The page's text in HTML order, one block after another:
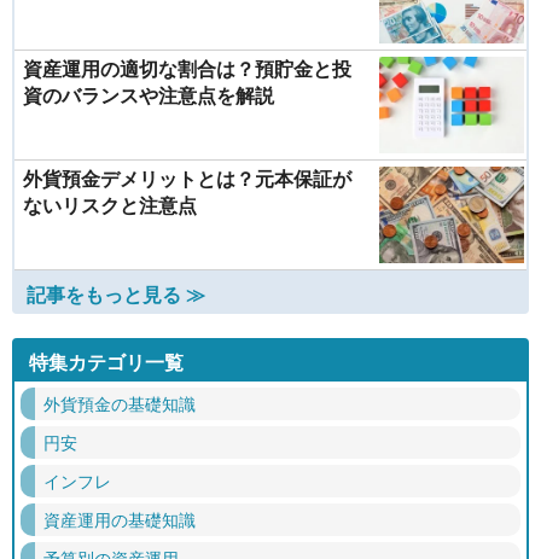
資産運用の適切な割合は？預貯金と投
資のバランスや注意点を解説
外貨預金デメリットとは？元本保証が
ないリスクと注意点
記事をもっと見る ≫
特集カテゴリ一覧
外貨預金の基礎知識
円安
インフレ
資産運用の基礎知識